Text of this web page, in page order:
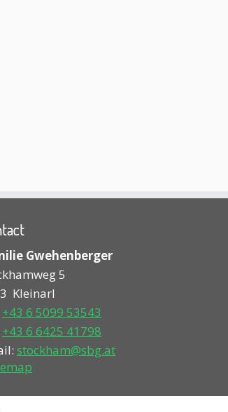
Gwehenberger
5
Kleinarl
+43 6 5099 53543
+43 6 6425 41798
stockham@sbg.at